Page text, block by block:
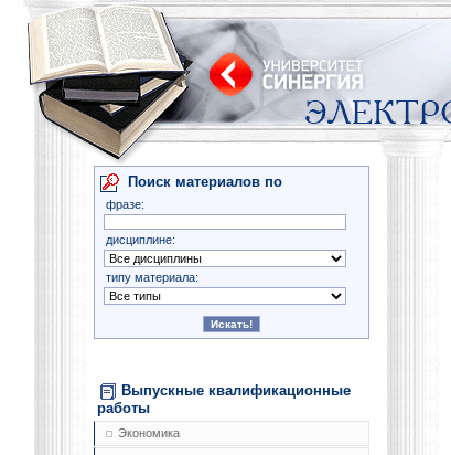
Поиск материалов по
фразе:
дисциплине:
типу материала:
Выпускные квалификационные
работы
Экономика